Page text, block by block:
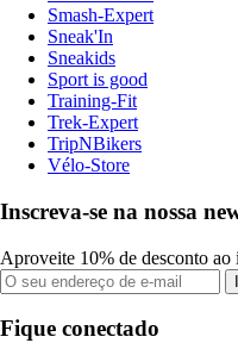
Smash-Expert
Sneak'In
Sneakids
Sport is good
Training-Fit
Trek-Expert
TripNBikers
Vélo-Store
Inscreva-se na nossa
Aproveite 10% de desconto ao
Fique conectado